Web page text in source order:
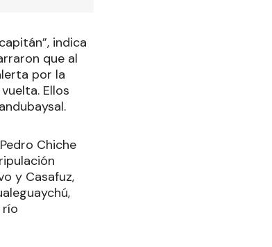
indica
que al
por la
Ellos
Chiche
y Casafuz,
río